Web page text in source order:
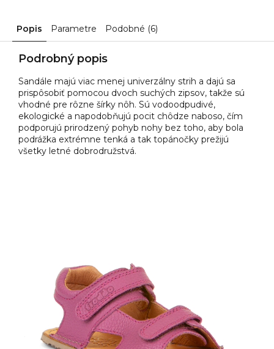
Popis Parametre Podobné (6)
Podrobný popis
Sandále majú viac menej univerzálny strih a dajú sa
prispôsobiť pomocou dvoch suchých zipsov, takže sú
vhodné pre rôzne šírky nôh. Sú vodoodpudivé,
ekologické a napodobňujú pocit chôdze naboso, čím
podporujú prirodzený pohyb nohy bez toho, aby bola
podrážka extrémne tenká a tak topánočky prežijú
všetky letné dobrodružstvá.